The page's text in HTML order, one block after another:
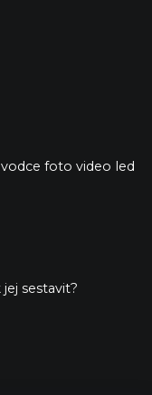
foto video led
sestavit?